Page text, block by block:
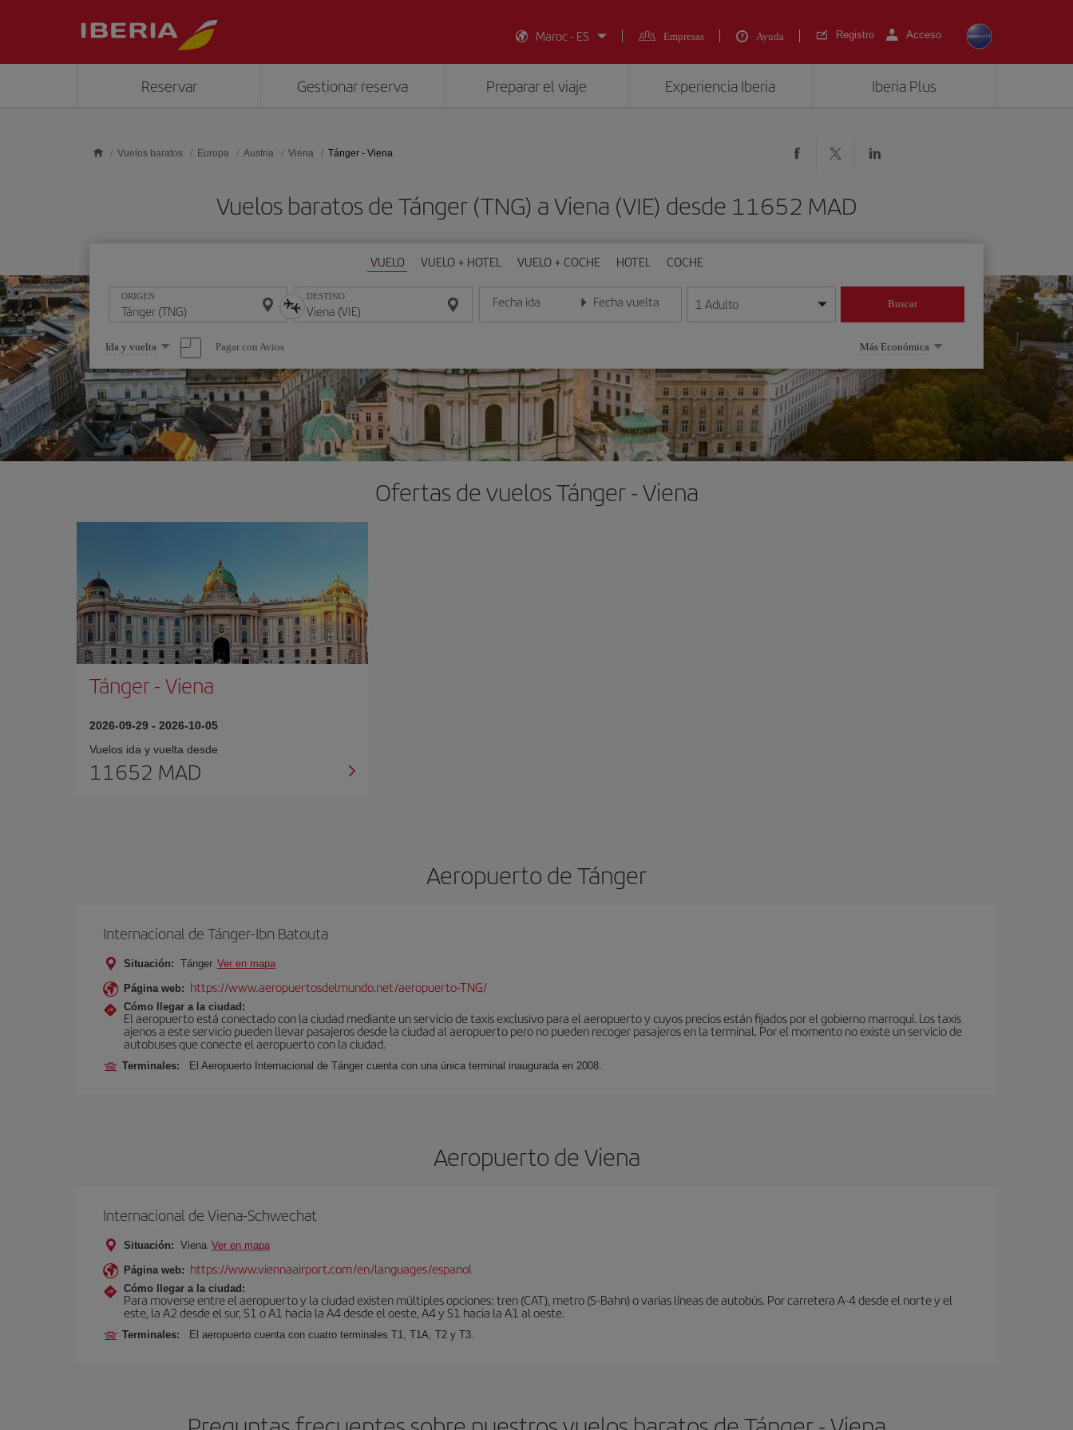
Maroc - ES
Empresas Ayuda Registro Acceso
Reservar Gestionar reserva Preparar el viaje Experiencia Iberia Iberia Plus
Vuelos baratos Europa Austria Viena Tánger - Viena
Vuelos baratos de Tánger (TNG) a Viena (VIE) desde 11652 MAD
VUELO VUELO + HOTEL VUELO + COCHE HOTEL COCHE
ORIGEN DESTINO Fecha ida
Introduce la fecha en formato día/mes/año
Fecha vuelta
Introduce la fecha en formato día/mes/año
1 Adulto Buscar
Seleccione
una
opción
Ida y vuelta Pagar con Avios Más Económica
Ofertas de vuelos Tánger - Viena
Tánger-Viena
2026-09-29 - 2026-10-05
Vuelos ida y vuelta desde
11652 MAD
Aeropuerto de Tánger
Internacional de Tánger-Ibn Batouta
Situación: Tánger Ver en mapa
Página web: https://www.aeropuertosdelmundo.net/aeropuerto-TNG/
Cómo llegar a la ciudad:
El aeropuerto está conectado con la ciudad mediante un servicio de taxis exclusivo para el aeropuerto y cuyos precios están fijados por el gobierno marroquí. Los taxis
ajenos a este servicio pueden llevar pasajeros desde la ciudad al aeropuerto pero no pueden recoger pasajeros en la terminal. Por el momento no existe un servicio de
autobuses que conecte el aeropuerto con la ciudad.
Terminales: El Aeropuerto Internacional de Tánger cuenta con una única terminal inaugurada en 2008.
Aeropuerto de Viena
Internacional de Viena-Schwechat
Situación: Viena Ver en mapa
Página web: https://www.viennaairport.com/en/languages/espanol
Cómo llegar a la ciudad:
Para moverse entre el aeropuerto y la ciudad existen múltiples opciones: tren (CAT), metro (S-Bahn) o varias líneas de autobús. Por carretera A-4 desde el norte y el
este, la A2 desde el sur, S1 o A1 hacia la A4 desde el oeste, A4 y S1 hacia la A1 al oeste.
Terminales: El aeropuerto cuenta con cuatro terminales T1, T1A, T2 y T3.